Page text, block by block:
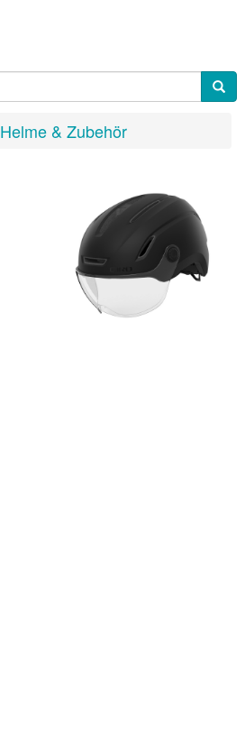
Helme & Zubehör